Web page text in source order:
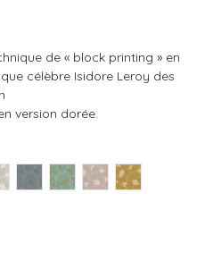
de « block printing » en
célèbre Isidore Leroy des
version dorée.
IL IL
réf : Muguets IL
neiges - réf : Muguets IL
Orage - gris - réf : Muguets IL
Empire - vert - réf :
Poudre- naturel -
Curry - réf :